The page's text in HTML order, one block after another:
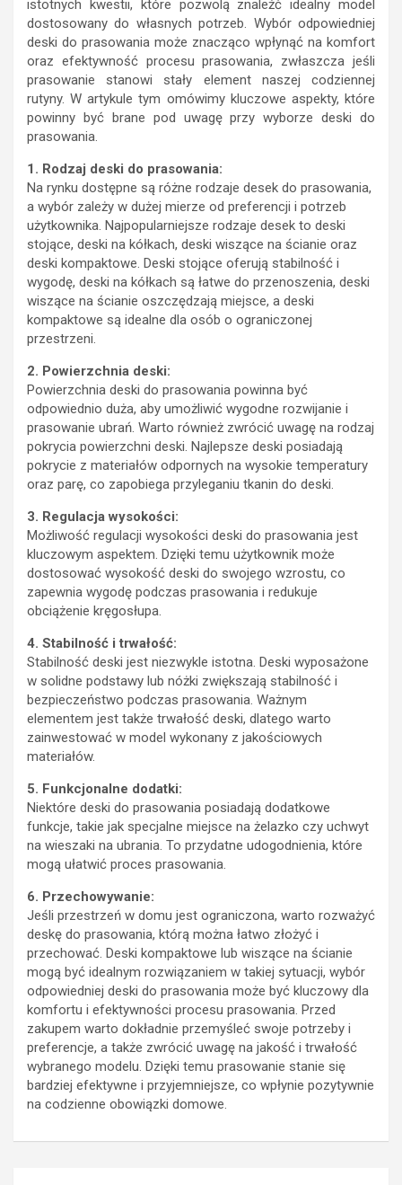
istotnych kwestii, które pozwolą znaleźć idealny model
dostosowany do własnych potrzeb. Wybór odpowiedniej
deski do prasowania może znacząco wpłynąć na komfort
oraz efektywność procesu prasowania, zwłaszcza jeśli
prasowanie stanowi stały element naszej codziennej
rutyny. W artykule tym omówimy kluczowe aspekty, które
powinny być brane pod uwagę przy wyborze deski do
prasowania.
1. Rodzaj deski do prasowania:
Na rynku dostępne są różne rodzaje desek do prasowania,
a wybór zależy w dużej mierze od preferencji i potrzeb
użytkownika. Najpopularniejsze rodzaje desek to deski
stojące, deski na kółkach, deski wiszące na ścianie oraz
deski kompaktowe. Deski stojące oferują stabilność i
wygodę, deski na kółkach są łatwe do przenoszenia, deski
wiszące na ścianie oszczędzają miejsce, a deski
kompaktowe są idealne dla osób o ograniczonej
przestrzeni.
2. Powierzchnia deski:
Powierzchnia deski do prasowania powinna być
odpowiednio duża, aby umożliwić wygodne rozwijanie i
prasowanie ubrań. Warto również zwrócić uwagę na rodzaj
pokrycia powierzchni deski. Najlepsze deski posiadają
pokrycie z materiałów odpornych na wysokie temperatury
oraz parę, co zapobiega przyleganiu tkanin do deski.
3. Regulacja wysokości:
Możliwość regulacji wysokości deski do prasowania jest
kluczowym aspektem. Dzięki temu użytkownik może
dostosować wysokość deski do swojego wzrostu, co
zapewnia wygodę podczas prasowania i redukuje
obciążenie kręgosłupa.
4. Stabilność i trwałość:
Stabilność deski jest niezwykle istotna. Deski wyposażone
w solidne podstawy lub nóżki zwiększają stabilność i
bezpieczeństwo podczas prasowania. Ważnym
elementem jest także trwałość deski, dlatego warto
zainwestować w model wykonany z jakościowych
materiałów.
5. Funkcjonalne dodatki:
Niektóre deski do prasowania posiadają dodatkowe
funkcje, takie jak specjalne miejsce na żelazko czy uchwyt
na wieszaki na ubrania. To przydatne udogodnienia, które
mogą ułatwić proces prasowania.
6. Przechowywanie:
Jeśli przestrzeń w domu jest ograniczona, warto rozważyć
deskę do prasowania, którą można łatwo złożyć i
przechować. Deski kompaktowe lub wiszące na ścianie
mogą być idealnym rozwiązaniem w takiej sytuacji, wybór
odpowiedniej deski do prasowania może być kluczowy dla
komfortu i efektywności procesu prasowania. Przed
zakupem warto dokładnie przemyśleć swoje potrzeby i
preferencje, a także zwrócić uwagę na jakość i trwałość
wybranego modelu. Dzięki temu prasowanie stanie się
bardziej efektywne i przyjemniejsze, co wpłynie pozytywnie
na codzienne obowiązki domowe.